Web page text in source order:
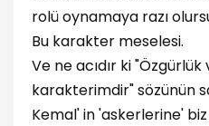
rolü oynamaya razı
Bu karakter meselesi.
Ve ne acıdır ki "Özgürlük
karakterimdir" sözünün
Kemal' in 'askerlerine'